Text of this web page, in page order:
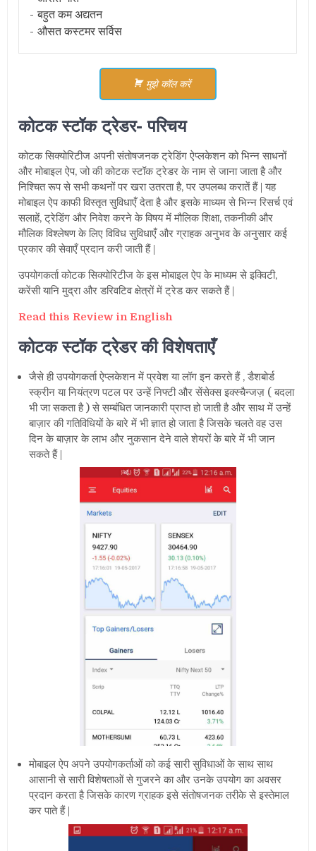
बहुत कम अद्यतन
औसत कस्टमर सर्विस
मुझे कॉल करें
कोटक स्टॉक ट्रेडर- परिचय
कोटक सिक्योरिटीज अपनी संतोषजनक ट्रेडिंगऐप्लकेशन को भिन्न साधनों
और मोबाइल ऐप, जो की कोटक स्टॉक ट्रेडर के नाम से जाना जाता है और
निश्चित रूप से सभी कथनों पर खरा उतरता है, पर उपलब्ध करातें हैं | यह
मोबाइल ऐप काफी विस्तृत सुविधाएँ देता है और इसके माध्यम से भिन्न रिसर्च एवं
सलाहें, ट्रेडिंग और निवेश करने के विषय में मौलिक शिक्षा, तकनीकी और
मौलिक विश्लेषण के लिए विविध सुविधाएँ और ग्राहक अनुभव के अनुसार कई
प्रकार की सेवाएँ प्रदान करी जाती हैं |
उपयोगकर्ता कोटक सिक्योरिटीज के इस मोबाइल ऐप के माध्यम से इक्विटी,
करेंसी यानि मुद्रा औरडरिवटिव क्षेत्रों में ट्रेड कर सकते हैं |
Read this Review in English
कोटक स्टॉक ट्रेडर की विशेषताएँ
जैसे ही उपयोगकर्ताऐप्लकेशन में प्रवेश या लॉग इन करते हैं , डैशबोर्ड
स्क्रीन या नियंत्रण पटल पर उन्हें निफ्टी और सेंसेक्स इक्स्चैन्जज़ ( बदला
भी जा सकता है ) से सम्बंधित जानकारी प्राप्त हो जाती है और साथ में उन्हें
बाज़ार की गतिविधियों के बारे में भी ज्ञात हो जाता है जिसके चलते वह उस
दिन के बाज़ार के लाभ और नुकसान देने वाले शेयरों के बारे में भी जान
सकते हैं |
मोबाइल ऐप अपने उपयोगकर्ताओं को कई सारी सुविधाओं के साथ साथ
आसानी से सारी विशेषताओं से गुजरने का और उनके उपयोग का अवसर
प्रदान करता है जिसके कारण ग्राहक इसे संतोषजनक तरीके से इस्तेमाल
कर पाते हैं |